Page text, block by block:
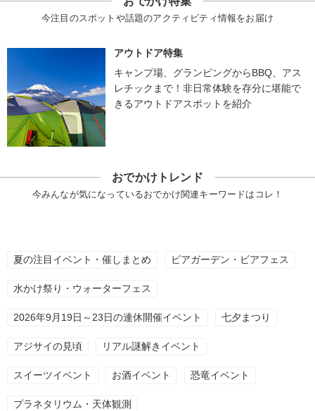
今注目のスポットや話題のアクティビティ情報をお届け
アウトドア特集
キャンプ場、グランピングからBBQ、アス
レチックまで！非日常体験を存分に堪能で
きるアウトドアスポットを紹介
おでかけトレンド
今みんなが気になっているおでかけ関連キーワードはコレ！
夏の注目イベント・催しまとめ ビアガーデン・ビアフェス
水かけ祭り・ウォーターフェス
2026年9月19日～23日の連休開催イベント 七夕まつり
アジサイの見頃 リアル謎解きイベント
スイーツイベント お酒イベント 恐竜イベント
プラネタリウム・天体観測